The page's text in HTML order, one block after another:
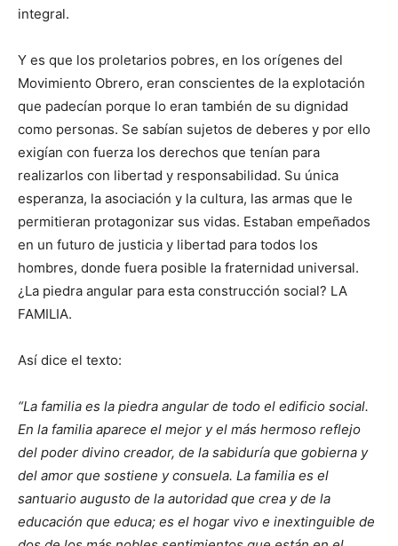
integral.
Y es que los proletarios pobres, en los orígenes del
Movimiento Obrero, eran conscientes de la explotación
que padecían porque lo eran también de su dignidad
como personas. Se sabían sujetos de deberes y por ello
exigían con fuerza los derechos que tenían para
realizarlos con libertad y responsabilidad. Su única
esperanza, la asociación y la cultura, las armas que le
permitieran protagonizar sus vidas. Estaban empeñados
en un futuro de justicia y libertad para todos los
hombres, donde fuera posible la fraternidad universal.
¿La piedra angular para esta construcción social? LA
FAMILIA.
Así dice el texto:
“La familia es la piedra angular de todo el edificio social.
En la familia aparece el mejor y el más hermoso reflejo
del poder divino creador, de la sabiduría que gobierna y
del amor que sostiene y consuela. La familia es el
santuario augusto de la autoridad que crea y de la
educación que educa; es el hogar vivo e inextinguible de